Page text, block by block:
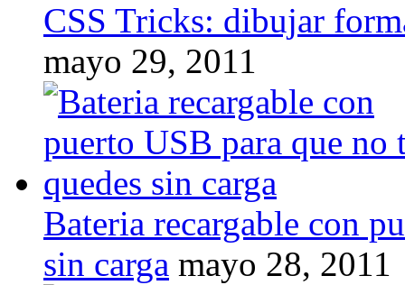
CSS Tricks: dibujar
mayo 29, 2011
Bateria recargable con
sin carga mayo 28, 2011